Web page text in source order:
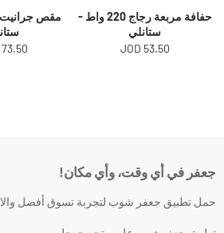
حفافة مربعة رجاج 220 واط -
ستانلي
53.50 JOD
73.50 JOD
جعفر في أي وقت، وأي مكان!
حمل تطبيق جعفر شوب لتجربة تسوق أفضل